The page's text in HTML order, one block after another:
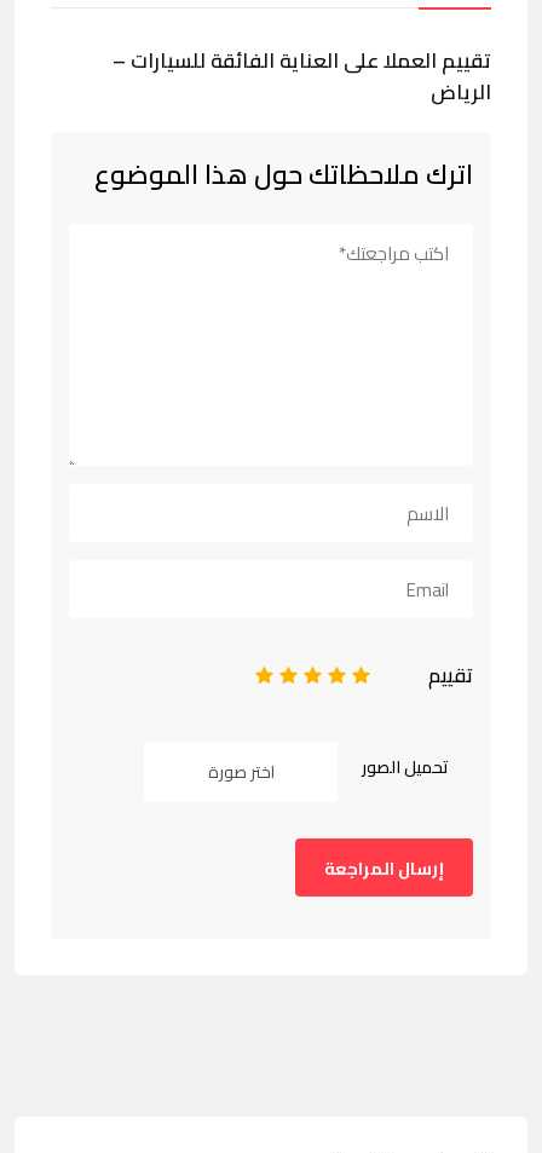
تقييم العملا على العناية الفائقة للسيارات –
الرياض
اترك ملاحظاتك حول هذا الموضوع
تقييم 5
4
3
2
تحميل الصور اختر صورة